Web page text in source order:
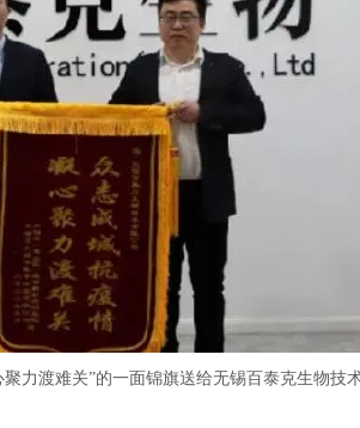
力渡难关”的一面锦旗送给无锡百泰克生物